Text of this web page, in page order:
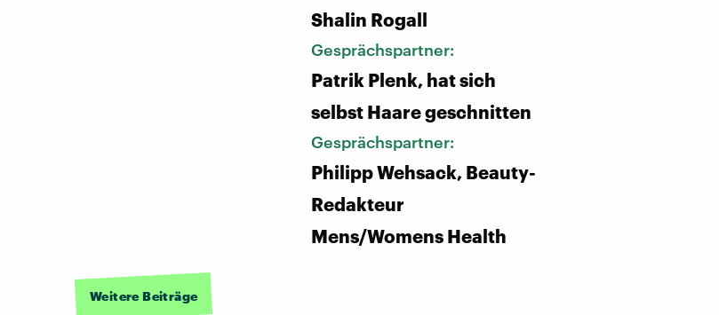
Shalin Rogall
Gesprächspartner:
Patrik Plenk, hat sich
selbst Haare geschnitten
Gesprächspartner:
Philipp Wehsack, Beauty-
Redakteur
Mens/Womens Health
Weitere Beiträge